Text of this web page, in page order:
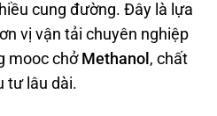
cung đường. Đây là lựa
vị vận tải chuyên nghiệp
mooc chở Methanol , chất
tư lâu dài.